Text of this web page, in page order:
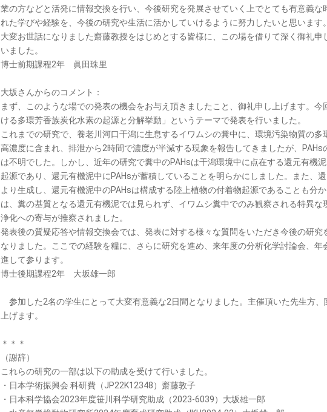
業の方などと活発に情報交換を行い、今後研究を発展させていく上でとても有意義な
れた学びや経験を、今後の研究や生活に活かしていけるように努力したいと思います
大変お世話になりました齋藤教授をはじめとする皆様に、この場を借りて深く御礼申
いました。
博士前期課程2年 眞田珠里
大坂さんからのコメント：
まず、このような場での発表の機会をお与え頂きましたこと、御礼申し上げます。今
ける多環芳香族炭化水素の起源と分解挙動」というテーマで発表を行いました。
これまでの研究で、養老川河口干潟に生息するイワムシの糞中に、環境汚染物質の多
高濃度に含まれ、排泄から2時間で濃度が半減する現象を報告してきましたが、PAHs
は不明でした。しかし、近年の研究で糞中のPAHsは干潟環境中に点在する還元有機
起源であり、還元有機泥中にPAHsが蓄積していることを明らかにしました。また、
より生成し、還元有機泥中のPAHsは構成する陸上植物の付着物起源であることも分
は、糞の基質となる還元有機泥では見られず、イワムシ糞中でのみ観察される特異な
浄化への寄与が推察されました。
発表後の質疑応答や情報交換会では、発表に対する様々な質問をいただき今後の研究
なりました。ここでの経験を糧に、さらに研究を進め、来年度の分析化学討論会、年
進して参ります。
博士後期課程2年 大坂雄一郎
参加した2名の学生にとって大変有意義な2日間となりました。主催頂いた先生方、
上げます。
＊＊＊
（謝辞）
これらの研究の一部は以下の助成を受けて行いました。
・日本学術振興会 科研費（JP22K12348）齋藤敦子
・日本科学協会2023年度笹川科学研究助成（2023-6039）大坂雄一郎